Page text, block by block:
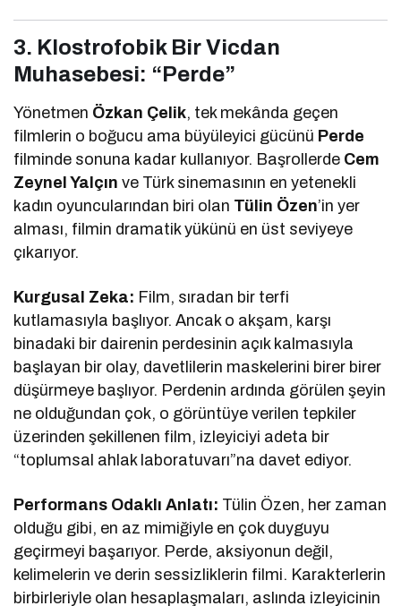
3. Klostrofobik Bir Vicdan
Muhasebesi: “Perde”
Yönetmen Özkan Çelik, tek mekânda geçen
filmlerin o boğucu ama büyüleyici gücünü Perde
filminde sonuna kadar kullanıyor. Başrollerde Cem
Zeynel Yalçın ve Türk sinemasının en yetenekli
kadın oyuncularından biri olan Tülin Özen’in yer
alması, filmin dramatik yükünü en üst seviyeye
çıkarıyor.
Kurgusal Zeka: Film, sıradan bir terfi
kutlamasıyla başlıyor. Ancak o akşam, karşı
binadaki bir dairenin perdesinin açık kalmasıyla
başlayan bir olay, davetlilerin maskelerini birer birer
düşürmeye başlıyor. Perdenin ardında görülen şeyin
ne olduğundan çok, o görüntüye verilen tepkiler
üzerinden şekillenen film, izleyiciyi adeta bir
“toplumsal ahlak laboratuvarı”na davet ediyor.
Performans Odaklı Anlatı: Tülin Özen, her zaman
olduğu gibi, en az mimiğiyle en çok duyguyu
geçirmeyi başarıyor. Perde, aksiyonun değil,
kelimelerin ve derin sessizliklerin filmi. Karakterlerin
birbirleriyle olan hesaplaşmaları, aslında izleyicinin